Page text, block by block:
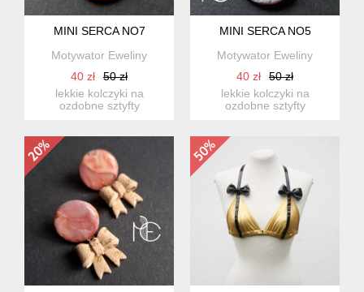
MINI SERCA NO7
Motywator Eweliny
40 zł
50 zł
lekkie kolczyki na
ozdobne sztyfty
MINI SERCA NO5
Motywator Eweliny
40 zł
50 zł
lekkie kolczyki na
ozdobne sztyfty